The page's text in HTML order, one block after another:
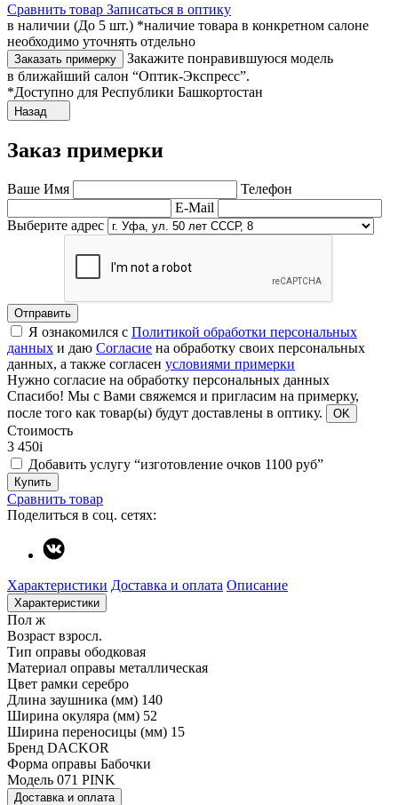
Сравнить товар Записаться в оптику
в наличии (До 5 шт.) *наличие товара в конкретном салоне
необходимо уточнять отдельно
Заказать примерку
Закажите понравившуюся модель
в ближайший салон “Оптик-Экспресс”.
*Доступно для Республики Башкортостан
Назад
Заказ примерки
Ваше Имя
Телефон
E-Mail
Выберите адрес
Отправить
Я ознакомился с Политикой обработки персональных
данных и даю Согласие на обработку своих персональных
данных, а также согласен условиями примерки
Нужно согласие на обработку персональных данных
Спасибо! Мы с Вами свяжемся и пригласим на примерку,
после того как товар(ы) будут доставлены в оптику.
OK
Стоимость
3 450i
Добавить услугу “изготовление очков 1100 руб”
Купить
Сравнить товар
Поделиться в соц. сетях:
Характеристики Доставка и оплата Описание
Характеристики
Пол ж
Возраст взросл.
Тип оправы ободковая
Материал оправы металлическая
Цвет рамки серебро
Длина заушника (мм) 140
Ширина окуляра (мм) 52
Ширина переносицы (мм) 15
Бренд DACKOR
Форма оправы Бабочки
Модель 071 PINK
Доставка и оплата